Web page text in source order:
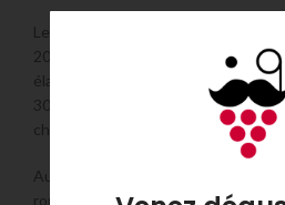
Le Domaine Lebreuil Pernand-
2020 est un Pernand-Vergelesses
élaboré à partir de raisins récoltés
30 à 40 ans. Le vin a été élevé
chêne français.
Au nez, ce Pernand-Vergelesses
rouges (cerises, cassis, framboises),